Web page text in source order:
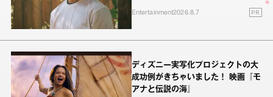
Entertainment2026.8.7 PR
ディズニー実写化プロジェクトの大
成功例がきちゃいました！ 映画『モ
アナと伝説の海』